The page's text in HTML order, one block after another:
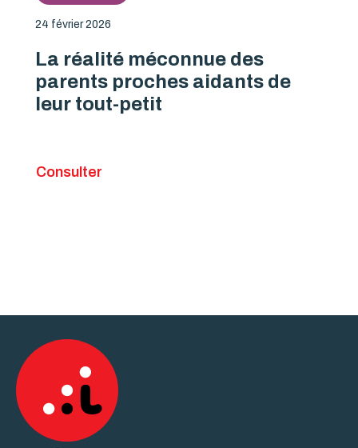
24 février 2026
La réalité méconnue des
parents proches aidants de
leur tout-petit
Consulter